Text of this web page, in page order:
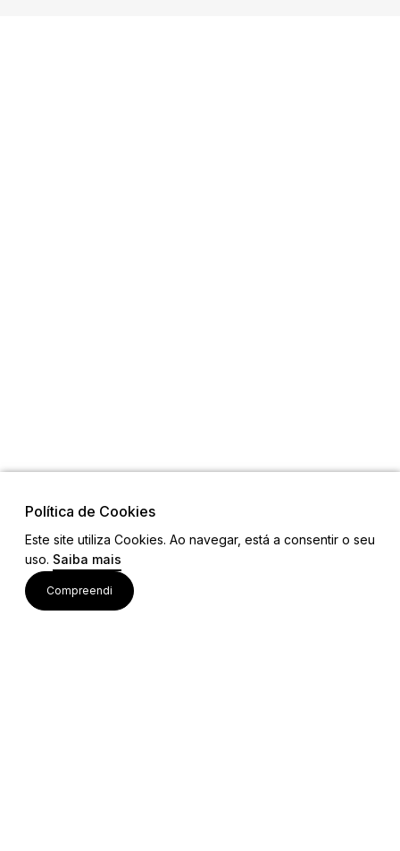
Política de Cookies
Este site utiliza Cookies. Ao navegar, está a consentir o seu
uso. Saiba mais
Compreendi
Links
Ligações Úteis
Contactos
Siga-nos